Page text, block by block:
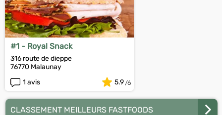
#1 - Royal Snack
316 route de dieppe
76770 Malaunay
1 avis
5.9
CLASSEMENT MEILLEURS FASTFOODS